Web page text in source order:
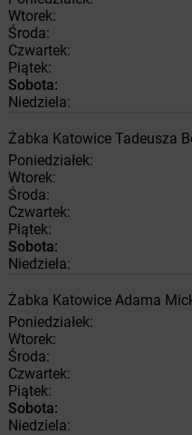
Wtorek:
Środa:
Czwartek:
Piątek:
Sobota:
Niedziela:
Żabka Katowice Tadeusza
Poniedziałek:
Wtorek:
Środa:
Czwartek:
Piątek:
Sobota:
Niedziela:
Żabka Katowice Adama
Poniedziałek:
Wtorek:
Środa:
Czwartek:
Piątek:
Sobota:
Niedziela: